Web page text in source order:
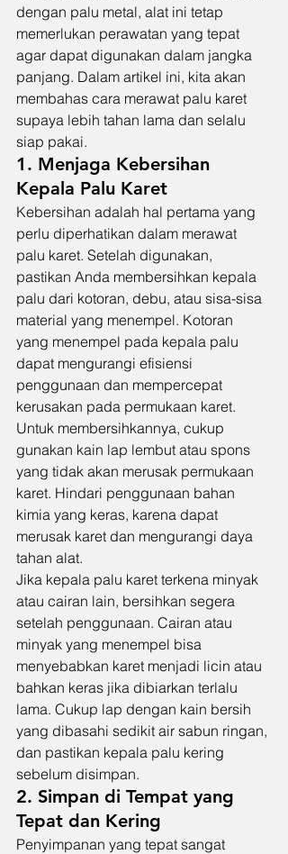
dengan palu metal, alat ini tetap
memerlukan perawatan yang tepat
agar dapat digunakan dalam jangka
panjang. Dalam artikel ini, kita akan
membahas cara merawat palu karet
supaya lebih tahan lama dan selalu
siap pakai.
1. Menjaga Kebersihan
Kepala Palu Karet
Kebersihan adalah hal pertama yang
perlu diperhatikan dalam merawat
palu karet. Setelah digunakan,
pastikan Anda membersihkan kepala
palu dari kotoran, debu, atau sisa-sisa
material yang menempel. Kotoran
yang menempel pada kepala palu
dapat mengurangi efisiensi
penggunaan dan mempercepat
kerusakan pada permukaan karet.
Untuk membersihkannya, cukup
gunakan kain lap lembut atau spons
yang tidak akan merusak permukaan
karet. Hindari penggunaan bahan
kimia yang keras, karena dapat
merusak karet dan mengurangi daya
tahan alat.
Jika kepala palu karet terkena minyak
atau cairan lain, bersihkan segera
setelah penggunaan. Cairan atau
minyak yang menempel bisa
menyebabkan karet menjadi licin atau
bahkan keras jika dibiarkan terlalu
lama. Cukup lap dengan kain bersih
yang dibasahi sedikit air sabun ringan,
dan pastikan kepala palu kering
sebelum disimpan.
2. Simpan di Tempat yang
Tepat dan Kering
Penyimpanan yang tepat sangat